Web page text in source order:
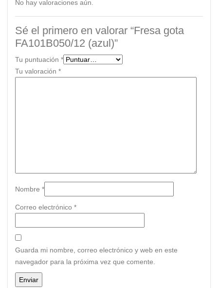
No hay valoraciones aún.
Sé el primero en valorar “Fresa gota
FA101B050/12 (azul)”
Tu puntuación *
Tu valoración *
Nombre *
Correo electrónico *
Guarda mi nombre, correo electrónico y web en este
navegador para la próxima vez que comente.